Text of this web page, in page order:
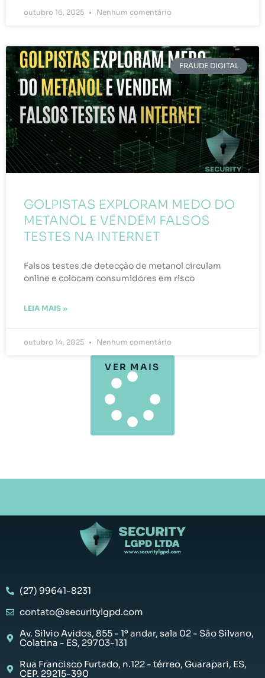
outubro 16, 2025 Nenhum comentário
FRAUDE DIGITAL
GOLPISTAS EXPLORAM MEDO DO
METANOL E VENDEM FALSOS
TESTES NA INTERNET
Falsos testes de detecção de metanol circulam
online e colocam consumidores em risco
LEIA MAIS »
outubro 14, 2025 Nenhum comentário
VER MAIS
(27) 99641-8231
contato@securitylgpd.com
Av. Silvio Avidos, 855 - 1º andar, sala 02 - São Silvano,
Colatina - ES, 29703-131
Rua Francisco Furtado, n.122 - térreo, Guarapari, ES,
CEP. 29215-390